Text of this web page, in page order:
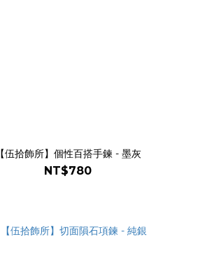
【伍拾飾所】個性百搭手鍊 - 墨灰
NT$780